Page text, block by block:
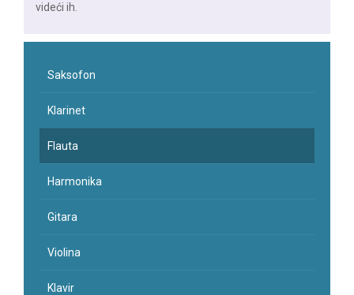
videći ih.
Saksofon
Klarinet
Flauta
Harmonika
Gitara
Violina
Klavir